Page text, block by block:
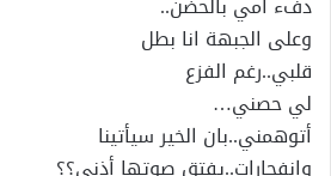
وعلى الجبهة انا بطل
قلبي..رغم الفزع
لي حصني…
أتوهمني..بان الخير سيأتينا
وانفجارات..يفتق صوتها أذني؟؟